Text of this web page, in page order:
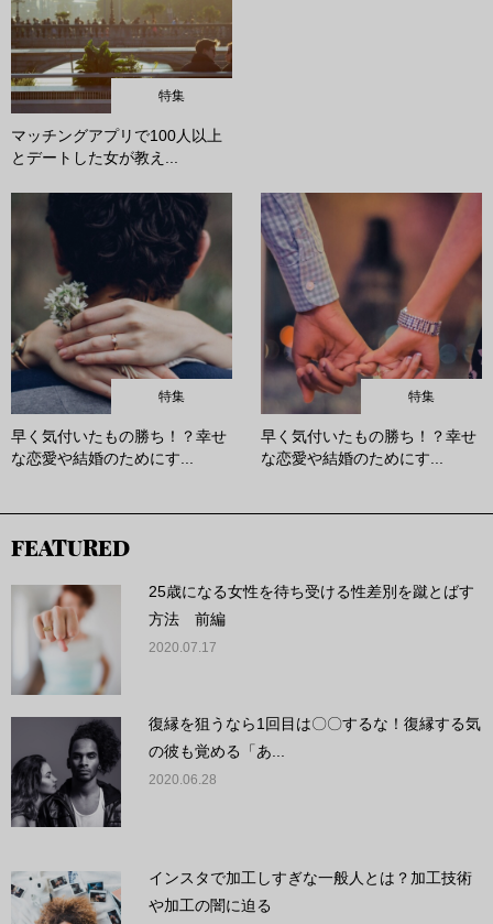
特集
マッチングアプリで100人以上
とデートした女が教え...
特集
早く気付いたもの勝ち！？幸せ
な恋愛や結婚のためにす...
特集
早く気付いたもの勝ち！？幸せ
な恋愛や結婚のためにす...
FEATURED
25歳になる女性を待ち受ける性差別を蹴とばす
方法 前編
2020.07.17
復縁を狙うなら1回目は〇〇するな！復縁する気
の彼も覚める「あ...
2020.06.28
インスタで加工しすぎな一般人とは？加工技術
や加工の闇に迫る